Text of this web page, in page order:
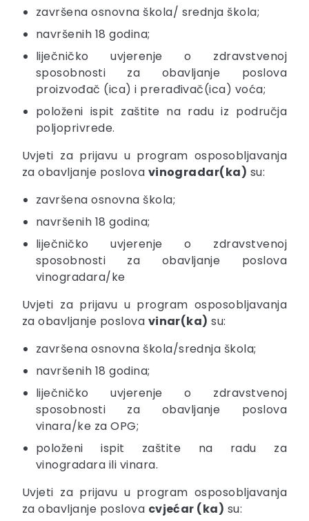
završena osnovna škola/ srednja škola;
navršenih 18 godina;
liječničko uvjerenje o zdravstvenoj
sposobnosti za obavljanje poslova
proizvođač (ica) i prerađivač(ica) voća;
položeni ispit zaštite na radu iz područja
poljoprivrede.
Uvjeti za prijavu u program osposobljavanja
za obavljanje poslova vinogradar(ka) su:
završena osnovna škola;
navršenih 18 godina;
liječničko uvjerenje o zdravstvenoj
sposobnosti za obavljanje poslova
vinogradara/ke
Uvjeti za prijavu u program osposobljavanja
za obavljanje poslova vinar(ka) su:
završena osnovna škola/srednja škola;
navršenih 18 godina;
liječničko uvjerenje o zdravstvenoj
sposobnosti za obavljanje poslova
vinara/ke za OPG;
položeni ispit zaštite na radu za
vinogradara ili vinara.
Uvjeti za prijavu u program osposobljavanja
za obavljanje poslova cvjećar (ka) su: